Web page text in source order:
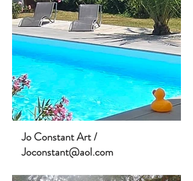
Jo Constant Art /
Joconstant@aol.com